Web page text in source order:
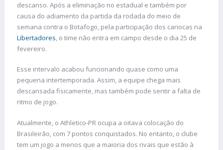
descanso. Após a eliminação no estadual e também por
causa do adiamento da partida da rodada do meio de
semana contra o Botafogo, pela participação dos cariocas na
Libertadores, o time não entra em campo desde o dia 25 de
fevereiro.
Esse intervalo acabou funcionando quase como uma
pequena intertemporada. Assim, a equipe chega mais
descansada fisicamente, mas também pode sentir a falta de
ritmo de jogo.
Atualmente, o Athletico-PR ocupa a oitava colocação do
Brasileirão, com 7 pontos conquistados. No entanto, o clube
tem um jogo a menos que a maioria dos rivais que estão à